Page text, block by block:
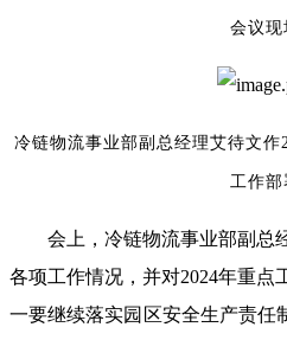
会议现
冷链物流事业部副总经理艾待文作
工作部
会上，冷链物流事业部副总
各项工作情况，并对2024年重点
一要继续落实园区安全生产责任